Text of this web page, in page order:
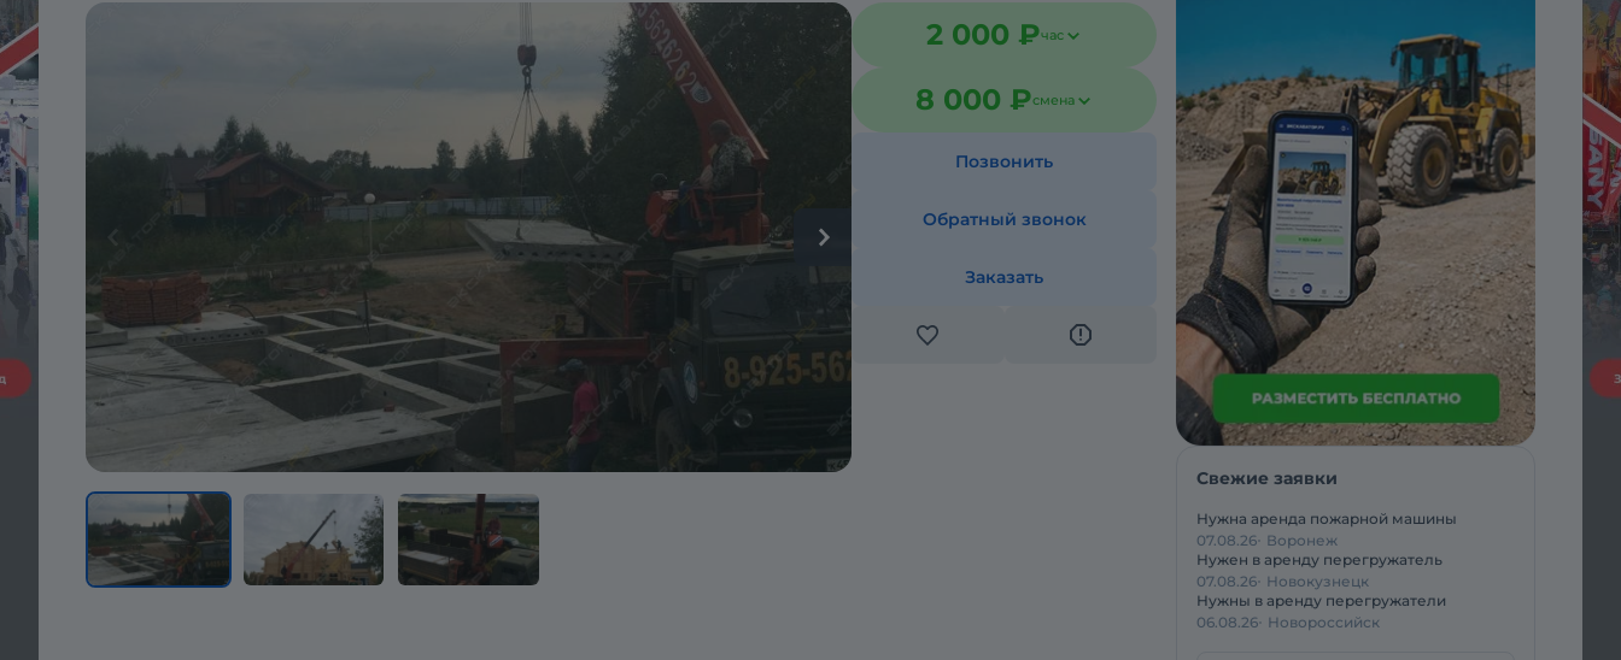
2 000 ₽час
8 000 ₽смена
Позвонить
Обратный звонок
Заказать
Свежие заявки
Нужна аренда пожарной машины
07.08.26 Воронеж
Нужен в аренду перегружатель
07.08.26 Новокузнецк
Нужны в аренду перегружатели
06.08.26 Новороссийск